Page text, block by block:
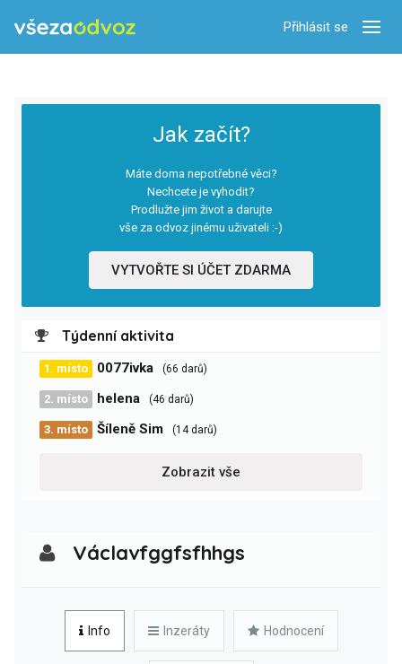
Přihlásit se
Jak začít?
Máte doma nepotřebné věci?
Nechcete je vyhodit?
Prodlužte jim život a darujte
vše za odvoz jinému uživateli :-)
VYTVOŘTE SI ÚČET ZDARMA
Týdenní aktivita
1. místo 0077ivka (66 darů)
2. místo helena (46 darů)
3. místo Šíleně Sim (14 darů)
Zobrazit vše
Václavfggfsfhhgs
Info Inzeráty Hodnocení